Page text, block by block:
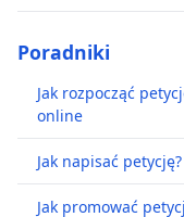
Poradniki
Jak rozpocząć
online
Jak napisać petycję?
Jak promować